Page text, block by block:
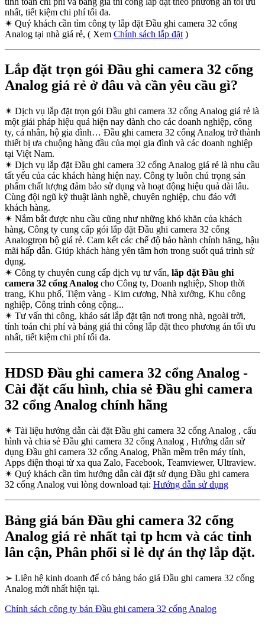
nhất, tiết kiệm chi phí tối đa.
✴ Quý khách cần tìm công ty lắp đặt Đầu ghi camera 32 cổng
Analog tại nhà giá rẻ, ( Xem Chính sách lắp đặt )
Lắp đặt trọn gói Đầu ghi camera 32 cổng
Analog giá rẻ ở đâu và cần yêu cầu gì?
✴ Dịch vụ lắp đặt trọn gói Đầu ghi camera 32 cổng Analog giá rẻ là
một giải pháp hiệu quả hiện nay dành cho các doanh nghiệp, công
ty, cá nhân, hộ gia đình… Đầu ghi camera 32 cổng Analog trở thành
thiết bị ưa chuộng hàng đầu của mọi gia đình và các doanh nghiệp
tại Việt Nam.
✴ Dịch vụ lắp đặt Đầu ghi camera 32 cổng Analog giá rẻ là nhu cầu
tất yếu của các khách hàng hiện nay. Công ty luôn chú trọng sản
phẩm chất lượng đảm bảo sử dụng và hoạt động hiệu quả dài lâu.
Cùng đội ngũ kỹ thuật lành nghề, chuyên nghiệp, chu đáo với
khách hàng.
✴ Nắm bắt được nhu cầu cũng như những khó khăn của khách
hàng, Công ty cung cấp gói lắp đặt Đầu ghi camera 32 cổng
Analogtrọn bộ giá rẻ. Cam kết các chế độ bảo hành chính hãng, hậu
mãi hấp dẫn. Giúp khách hàng yên tâm hơn trong suốt quá trình sử
dụng.
✴ Công ty chuyên cung cấp dịch vụ tư vấn, lắp đặt Đầu ghi
camera 32 cổng Analog cho Công ty, Doanh nghiệp, Shop thời
trang, Khu phố, Tiệm vàng - Kim cương, Nhà xưởng, Khu công
nghiệp, Công trình công cộng...
✴ Tư vấn thi công, khảo sát lắp đặt tận nơi trong nhà, ngoài trời,
tính toán chi phí và bảng giá thi công lắp đặt theo phương án tối ưu
nhất, tiết kiệm chi phí tối đa.
HDSD Đầu ghi camera 32 cổng Analog -
Cài đặt cấu hình, chia sẻ Đầu ghi camera
32 cổng Analog chính hãng
✴ Tài liệu hướng dẫn cài đặt Đầu ghi camera 32 cổng Analog , cấu
hình và chia sẻ Đầu ghi camera 32 cổng Analog , Hướng dẫn sử
dụng Đầu ghi camera 32 cổng Analog, Phần mềm trên máy tính,
Apps điện thoại từ xa qua Zalo, Facebook, Teamviewer, Ultraview.
✴ Quý khách cần tìm hướng dẫn cài đặt sử dụng Đầu ghi camera
32 cổng Analog vui lòng download tại: Hướng dẫn sử dụng
Bảng giá bán Đầu ghi camera 32 cổng
Analog giá rẻ nhất tại tp hcm và các tỉnh
lân cận, Phân phối sỉ lẻ dự án thợ lắp đặt.
➢ Liên hệ kinh doanh để có bảng báo giá Đầu ghi camera 32 cổng
Analog mới nhất hiện tại.
Chính sách công ty bán Đầu ghi camera 32 cổng Analog